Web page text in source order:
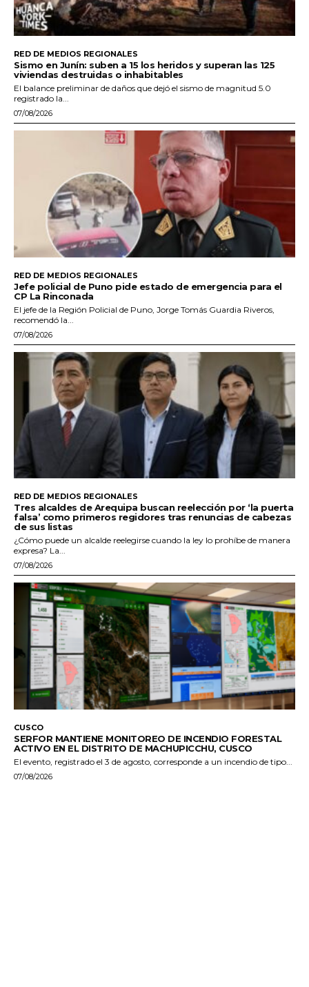
RED DE MEDIOS REGIONALES
Sismo en Junín: suben a 15 los heridos y superan las 125
viviendas destruidas o inhabitables
El balance preliminar de daños que dejó el sismo de magnitud 5.0
registrado la...
07/08/2026
RED DE MEDIOS REGIONALES
Jefe policial de Puno pide estado de emergencia para el
CP La Rinconada
El jefe de la Región Policial de Puno, Jorge Tomás Guardia Riveros,
recomendó la...
07/08/2026
RED DE MEDIOS REGIONALES
Tres alcaldes de Arequipa buscan reelección por ‘la puerta
falsa’ como primeros regidores tras renuncias de cabezas
de sus listas
¿Cómo puede un alcalde reelegirse cuando la ley lo prohíbe de manera
expresa? La...
07/08/2026
CUSCO
SERFOR MANTIENE MONITOREO DE INCENDIO FORESTAL
ACTIVO EN EL DISTRITO DE MACHUPICCHU, CUSCO
El evento, registrado el 3 de agosto, corresponde a un incendio de tipo...
07/08/2026